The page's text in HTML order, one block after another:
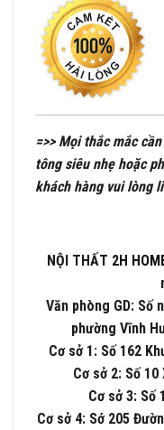
=>> Mọi thắc mắc
tông siêu nhẹ hoặc
khách hàng vui lòng
NỘI THẤT 2H
Văn phòng GD: Số
phường Vĩnh
Cơ sở 1: Số 162
Cơ sở 2: Số 10
Cơ sở 3: Số
Cơ sở 4: Sớ 205